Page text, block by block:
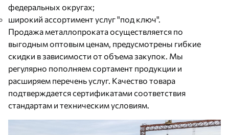
федеральных округах;
широкий ассортимент услуг "под ключ".
Продажа металлопроката осуществляется по
выгодным оптовым ценам, предусмотрены гибкие
скидки в зависимости от объема закупок. Мы
регулярно пополняем сортамент продукции и
расширяем перечень услуг. Качество товара
подтверждается сертификатами соответствия
стандартам и техническим условиям.